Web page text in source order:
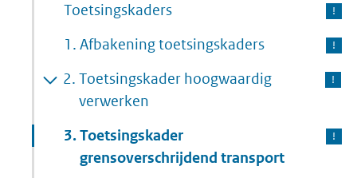
Toetsingskaders
1. Afbakening toetsingskaders
2. Toetsingskader hoogwaardig
verwerken
3.Toetsingskader
grensoverschrijdend transport